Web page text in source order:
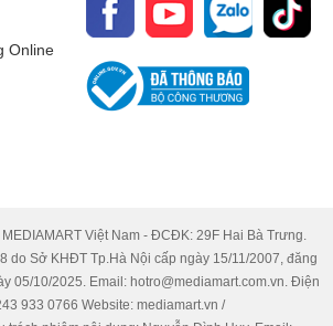
Online
Việt Nam - ĐCĐK: 29F Hai Bà Trưng.
do Sở KHĐT Tp.Hà Nội cấp ngày 15/11/2007, đăng
05/10/2025. Email: hotro@mediamart.com.vn. Điện
933 0766 Website: mediamart.vn /